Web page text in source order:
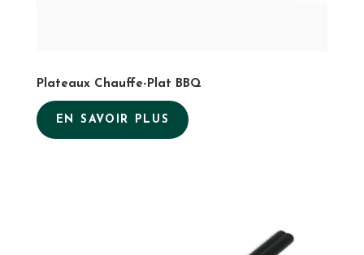
Plateaux Chauffe-Plat BBQ
EN SAVOIR PLUS